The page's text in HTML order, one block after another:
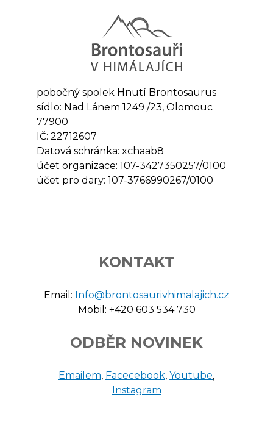
pobočný spolek Hnutí Brontosaurus
sídlo: Nad Lánem 1249 /23, Olomouc
77900
IČ: 22712607
Datová schránka: xchaab8
účet organizace: 107-3427350257/0100
účet pro dary: 107-3766990267/0100
KONTAKT
Email: Info@brontosaurivhimalajich.cz
Mobil: +420 603 534 730
ODBĚR NOVINEK
Emailem, Facecebook, Youtube,
Instagram